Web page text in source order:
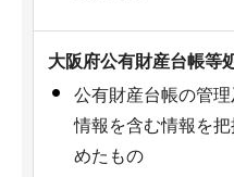
大阪府公有財産台帳等
公有財産台帳の管
情報を含む情報を
めたもの